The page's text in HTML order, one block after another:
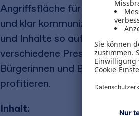
Angriffsfläche für Kritik aus
und klar kommunizieren. Die
und Inhalte so aufbereiten,
verschiedene
Bürgerinnen und Bürgern
profitieren.
Inhalt: